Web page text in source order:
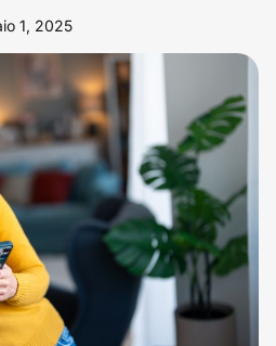
1, 2025